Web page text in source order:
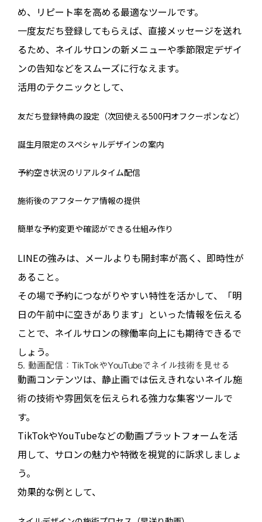
め、リピート率を高める最適なツールです。
一度友だち登録してもらえば、直接メッセージを送れ
るため、ネイルサロンの新メニューや季節限定デザイ
ンの告知などをスムーズに行なえます。
活用のテクニックとして、
友だち登録特典の設定（次回使える500円オフクーポンなど）
誕生月限定のスペシャルデザインの案内
予約空き状況のリアルタイム配信
施術後のアフターケア情報の提供
簡単な予約変更や確認ができる仕組み作り
LINEの強みは、メールよりも開封率が高く、即時性が
あること。
その場で予約につながりやすい特性を活かして、「明
日の午前中に空きがあります」といった情報を伝える
ことで、ネイルサロンの稼働率向上にも期待できるで
しょう。
5. 動画配信：TikTokやYouTubeでネイル技術を見せる
動画コンテンツは、静止画では伝えきれないネイル施
術の技術や雰囲気を伝えられる強力な集客ツールで
す。
TikTokやYouTubeなどの動画プラットフォームを活
用して、サロンの魅力や特徴を視覚的に訴求しましょ
う。
効果的な例として、